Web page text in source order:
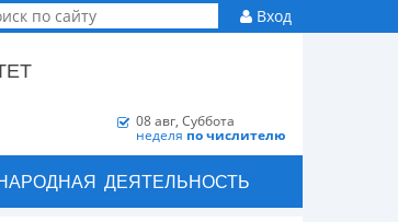
Вход
08 авг, Суббота
неделя по числителю
ДЕЯТЕЛЬНОСТЬ